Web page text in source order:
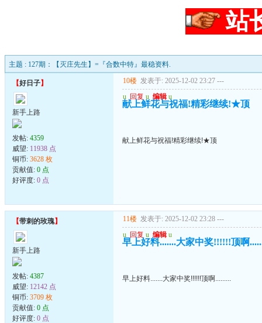
站
主题 : 127期：【灭庄先生】=『合数中特』最稳资料.
【好日子】
新手上路
发帖: 4359
威望: 11938 点
铜币: 3628 枚
贡献值: 0 点
好评度: 0 点
10楼 发表于: 2025-12-02 23:27 ---
u 回复 u 编辑 u
献上鲜花与祝福!精彩继续!★顶
献上鲜花与祝福!精彩继续!★顶
【带刺的玫瑰】
新手上路
发帖: 4387
威望: 12142 点
铜币: 3709 枚
贡献值: 0 点
好评度: 0 点
11楼 发表于: 2025-12-02 23:28 ---
u 回复 u 编辑 u
早上好料.......大家中奖!!!!!!顶啊
早上好料.......大家中奖!!!!!!顶啊.........